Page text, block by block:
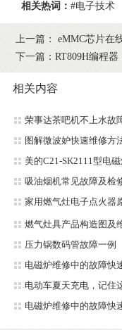
相关热词： #电子技术
上一篇：
eMMC芯片在
下一篇：RT809H编程器
相关内容
荣事达茶吧机不上水故
图解微波妒快速维修方
美的C21-SK2111型电
吸油烟机常见故障及检
家用燃气灶电子点火器
燃气灶具产品构造图及
压力锅数码管故障一例
电磁炉维修中的故障快
电动车夏天充电，记住
电磁炉维修中的故障快